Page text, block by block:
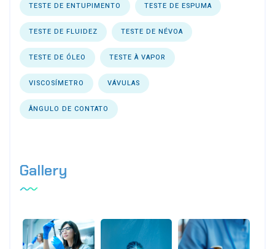
TESTE DE ENTUPIMENTO TESTE DE ESPUMA
TESTE DE FLUIDEZ TESTE DE NÉVOA
TESTE DE ÓLEO TESTE À VAPOR
VISCOSÍMETRO VÁVULAS
ÂNGULO DE CONTATO
Gallery